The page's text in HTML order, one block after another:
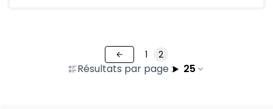
Résultats par page : 25
1 2